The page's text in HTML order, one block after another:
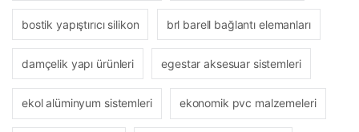
bostik yapıştırıcı silikon brl barell bağlantı elemanları
damçelik yapı ürünleri egestar aksesuar sistemleri
ekol alüminyum sistemleri ekonomik pvc malzemeleri